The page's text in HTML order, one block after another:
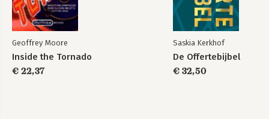
Geoffrey Moore
Inside the Tornado
€ 22,37
Saskia Kerkhof
De Offertebijbel
€ 32,50